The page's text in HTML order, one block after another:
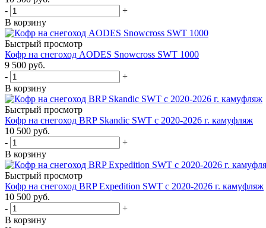
-
+
В корзину
Быстрый просмотр
Кофр на снегоход AODES Snowcross SWT 1000
9 500 руб.
-
+
В корзину
Быстрый просмотр
Кофр на снегоход BRP Skandic SWT с 2020-2026 г. камуфляж
10 500 руб.
-
+
В корзину
Быстрый просмотр
Кофр на снегоход BRP Expedition SWT с 2020-2026 г. камуфляж
10 500 руб.
-
+
В корзину